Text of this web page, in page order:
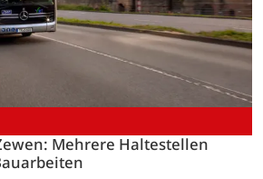
Mehrere Haltestellen